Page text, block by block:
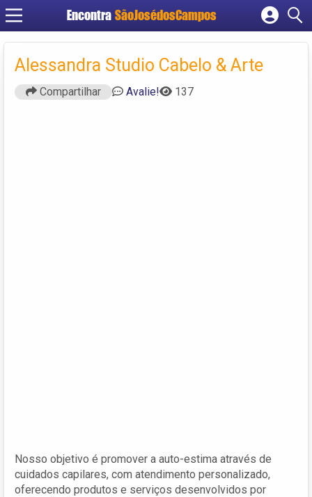
Encontra SãoJosédosCampos
Cadastrar empresa
Criar conta
Alessandra Studio Cabelo & Arte
Compartilhar Avalie! 137
Nosso objetivo é promover a auto-estima através de
cuidados capilares, com atendimento personalizado,
oferecendo produtos e serviços desenvolvidos por